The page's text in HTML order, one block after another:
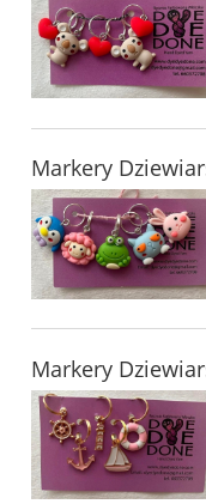
Markery
Markery